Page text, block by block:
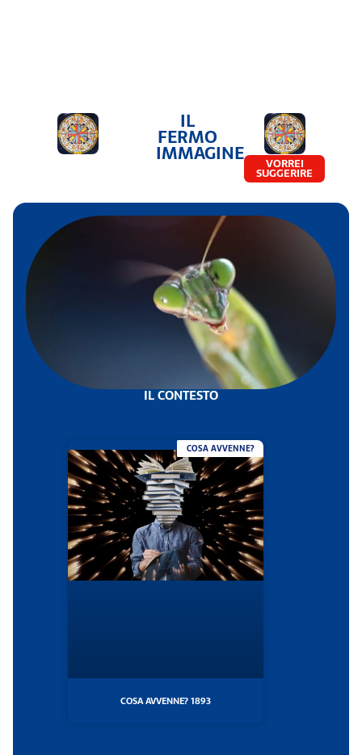
IL
FERMO
IMMAGINE VORREI
SUGGERIRE
IL CONTESTO
COSA AVVENNE?
COSA AVVENNE? 1893